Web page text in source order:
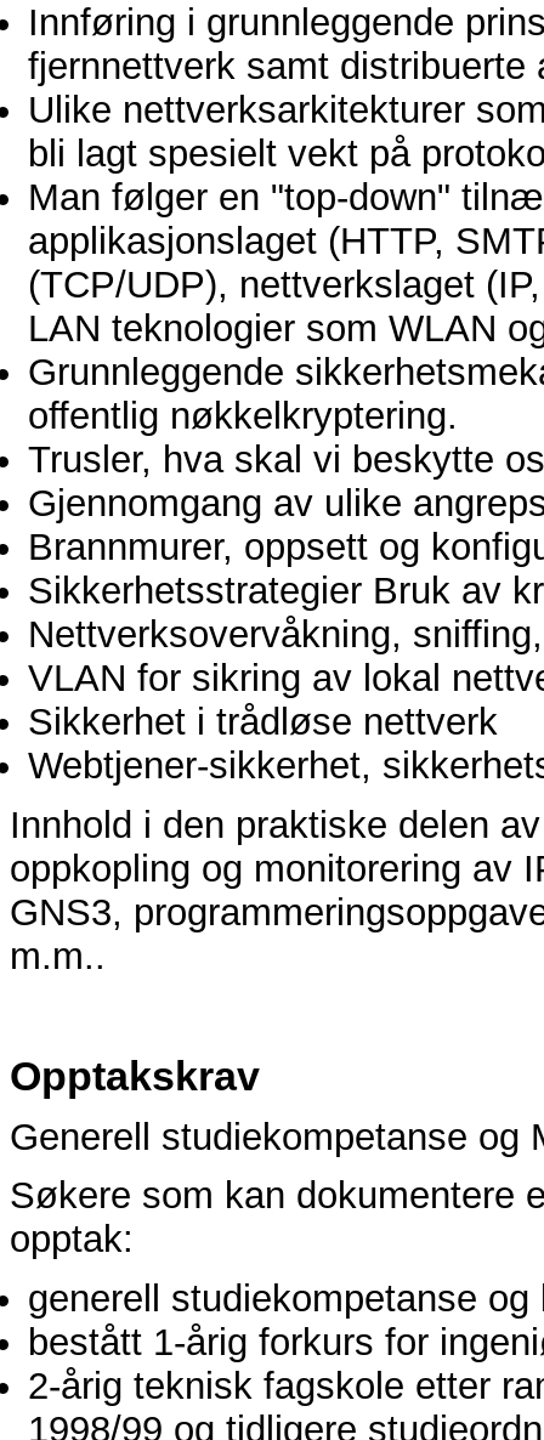
Innføring i grunnleggende
fjernnettverk samt distribuerte
Ulike nettverksarkitekturer
bli lagt spesielt vekt på
Man følger en "top-down"
applikasjonslaget (HTTP,
(TCP/UDP), nettverkslaget
LAN teknologier som WLAN
Grunnleggende
offentlig nøkkelkryptering.
Trusler, hva skal vi beskytte
Gjennomgang av ulike
Brannmurer, oppsett og
Sikkerhetsstrategier Bruk av
Nettverksovervåkning,
VLAN for sikring av lokal
Sikkerhet i trådløse nettverk
Webtjener-sikkerhet,
Innhold i den praktiske delen
oppkopling og monitorering av
GNS3,
m.m..
Opptakskrav
Generell studiekompetanse og
Søkere som kan dokumentere
opptak:
generell studiekompetanse
bestått 1-årig forkurs for
2-årig teknisk fagskole etter
1998/99 og tidligere